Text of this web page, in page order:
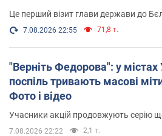
Це перший візит глави держави до
7.08.2026 22:55 71,8 т.
"Верніть Федорова": у містах
поспіль тривають масові
Фото і відео
Учасники акцій продовжують серію
7.08.2026 22:22 2,1 т.